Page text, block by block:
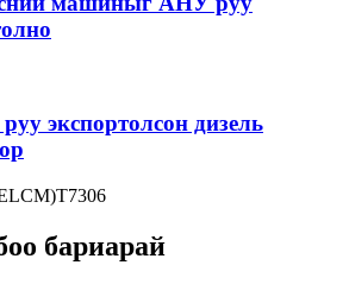
экспортолсон дизель
бариарай